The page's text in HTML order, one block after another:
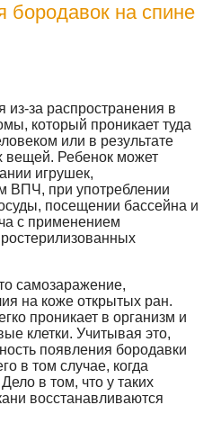
бородавок на спине
из-за распространения в
который проникает туда
или в результате
вещей. Ребенок может
игрушек,
ВПЧ, при употреблении
посещении бассейна и
с применением
самозаражение,
на коже открытых ран.
проникает в организм и
клетки. Учитывая это,
появления бородавки
в том случае, когда
в том, что у таких
восстанавливаются